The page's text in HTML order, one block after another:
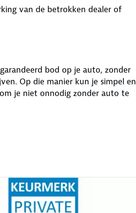
van de betrokken dealer of
bod op je auto, zonder
Op die manier kun je simpel en
je niet onnodig zonder auto te